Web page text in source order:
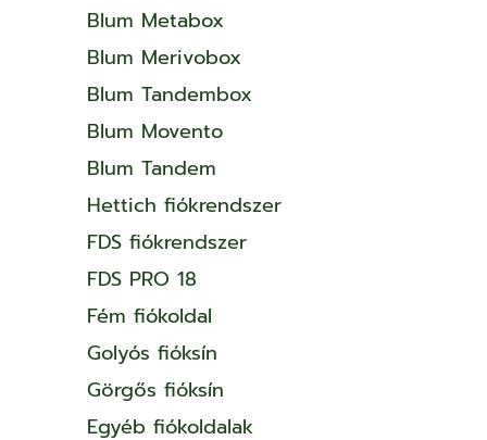
Blum Metabox
Blum Merivobox
Blum Tandembox
Blum Movento
Blum Tandem
Hettich fiókrendszer
FDS fiókrendszer
FDS PRO 18
Fém fiókoldal
Golyós fióksín
Görgős fióksín
Egyéb fiókoldalak